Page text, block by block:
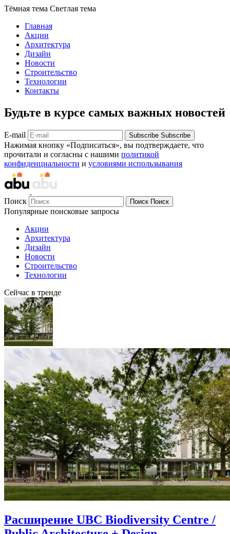
Тёмная тема Светлая тема
Главная
Акции
Архитектура
Дизайн
Новости
Строительство
Технологии
Контакты
Будьте в курсе самых важных новостей
E-mail Subscribe Subscribe
Нажимая кнопку «Подписаться», вы подтверждаете, что
прочитали и согласны с нашими политикой
конфиденциальности и условиями использывания
Поиск Поиск Поиск
Популярные поисковые запросы
Акции
Архитектура
Дизайн
Новости
Строительство
Технологии
Сейчас в тренде
Расширение UBC Biodiversity Centre /